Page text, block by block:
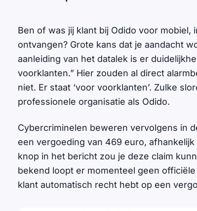
Ben of was jij klant bij Odido voor
ontvangen? Grote kans dat je aandacht
aanleiding van het datalek is er
voorklanten.” Hier zouden al direct
niet. Er staat ‘voor voorklanten’. Zulke
professionele organisatie als Odido.
Cybercriminelen beweren vervolgens in
een vergoeding van 469 euro,
knop in het bericht zou je deze claim
bekend loopt er momenteel geen
klant automatisch recht hebt op een